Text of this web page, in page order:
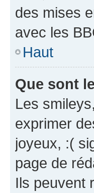
des mises
avec les
Haut
Que sont
Les
exprimer
joyeux, :(
page de
Ils peuvent